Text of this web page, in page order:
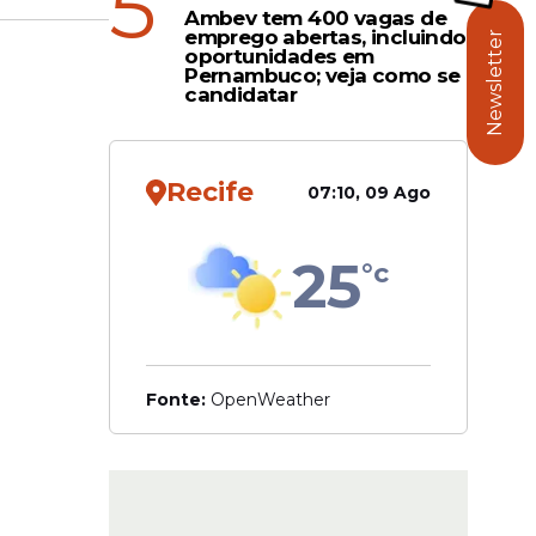
em
Ambev tem 400 vagas de
emprego abertas, incluindo
oportunidades em
Pernambuco; veja como se
candidatar
Recife 07:10, 09 Ago
25°c
Fonte: OpenWeather
Newsletter